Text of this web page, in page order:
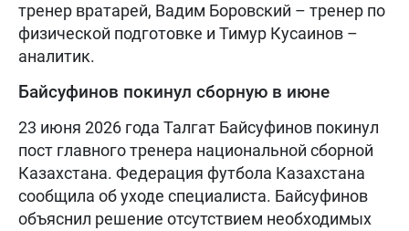
тренер вратарей, Вадим Боровский – тренер по
физической подготовке и Тимур Кусаинов –
аналитик.
Байсуфинов покинул сборную в июне
23 июня 2026 года Талгат Байсуфинов покинул
пост главного тренера национальной сборной
Казахстана. Федерация футбола Казахстана
сообщила об уходе специалиста. Байсуфинов
объяснил решение отсутствием необходимых